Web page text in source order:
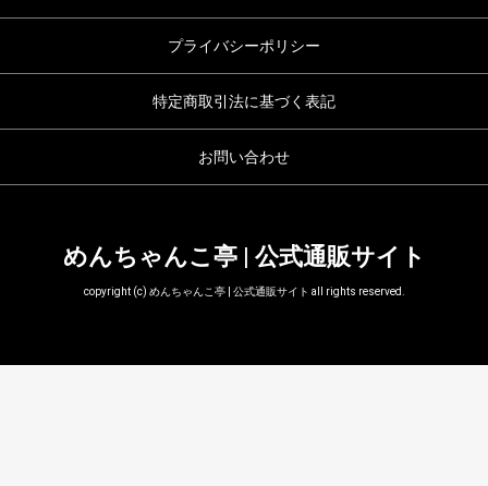
プライバシーポリシー
特定商取引法に基づく表記
お問い合わせ
めんちゃんこ亭 | 公式通販サイト
copyright (c) めんちゃんこ亭 | 公式通販サイト all rights reserved.